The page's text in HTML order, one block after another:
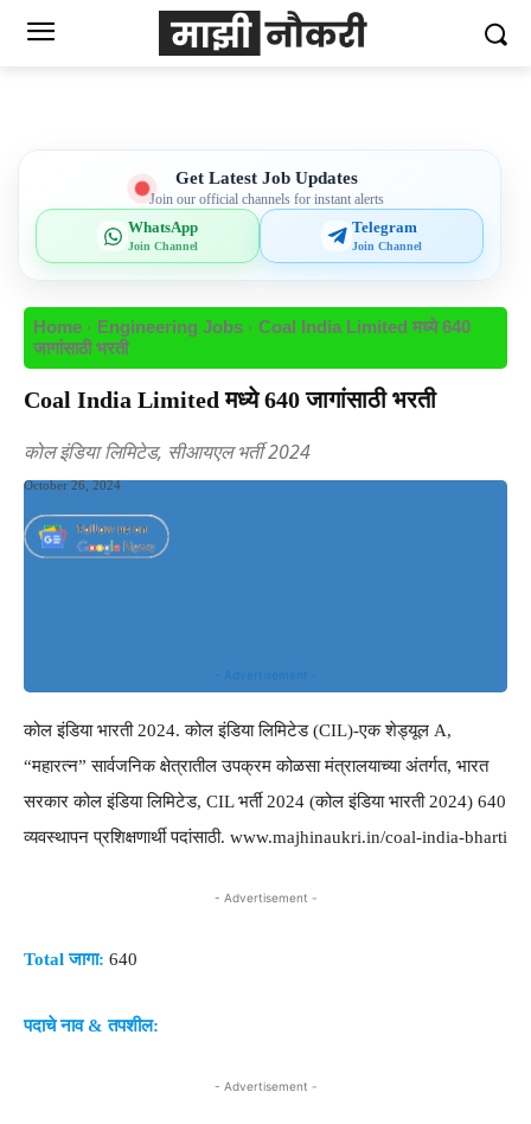
Get Latest Job Updates
Join our official channels for instant alerts
WhatsApp
Join Channel
Telegram
Join Channel
Home Engineering Jobs
Coal India Limited मध्ये 640
जागांसाठी भरती
Coal India Limited मध्ये 640 जागांसाठी भरती
कोल इंडिया लिमिटेड, सीआयएल भर्ती 2024
October 26, 2024
- Advertisement -
कोल इंडिया भारती 2024. कोल इंडिया लिमिटेड (CIL)-एक शेड्यूल A,
“महारत्न” सार्वजनिक क्षेत्रातील उपक्रम कोळसा मंत्रालयाच्या अंतर्गत, भारत
सरकार कोल इंडिया लिमिटेड, CIL भर्ती 2024 (कोल इंडिया भारती 2024) 640
व्यवस्थापन प्रशिक्षणार्थी पदांसाठी. www.majhinaukri.in/coal-india-bharti
- Advertisement -
Total जागा: 640
पदाचे नाव & तपशील:
- Advertisement -